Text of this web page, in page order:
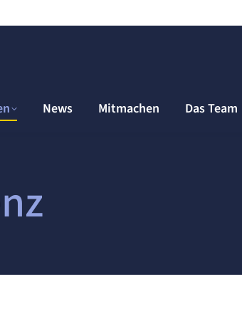
News Mitmachen Das Team